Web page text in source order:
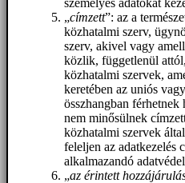
„címzett”: az a
közhatalmi szerv,
szerv, akivel vagy
közlik, függetlenül
közhatalmi szervek,
keretében az uniós
összhangban férhetnek
nem minősülnek
közhatalmi szervek
feleljen az adatkezelés
alkalmazandó
„az érintett